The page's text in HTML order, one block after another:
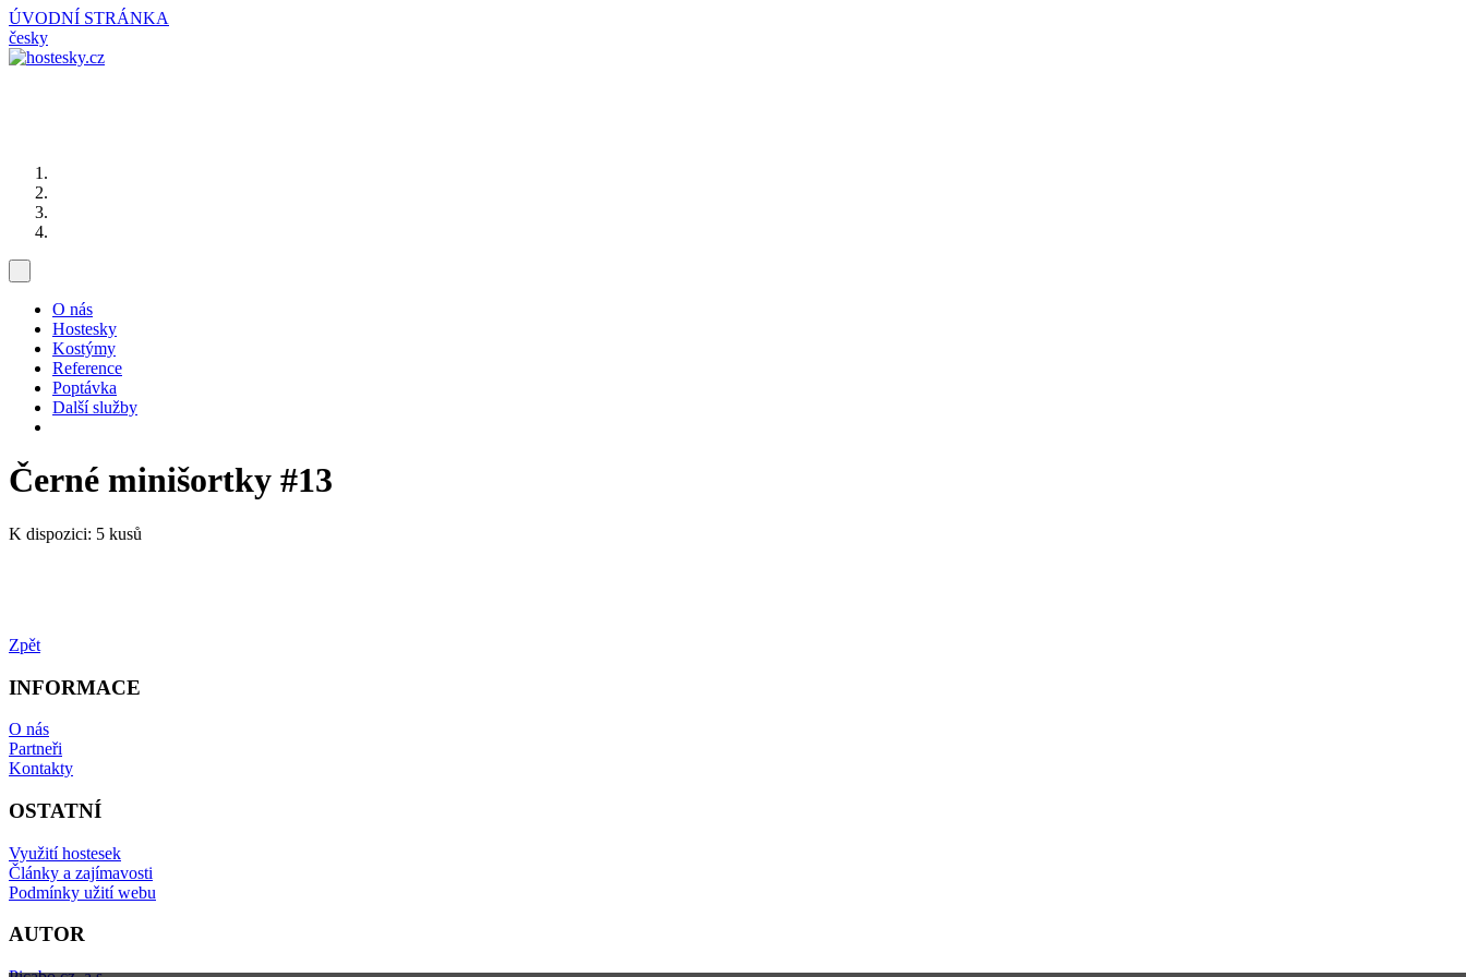
ÚVODNÍ STRÁNKA
česky
O nás
Hostesky
Kostýmy
Reference
Poptávka
Další služby
Černé minišortky #13
K dispozici: 5 kusů
Zpět
INFORMACE
O nás
Partneři
Kontakty
OSTATNÍ
Využití hostesek
Články a zajímavosti
Podmínky užití webu
AUTOR